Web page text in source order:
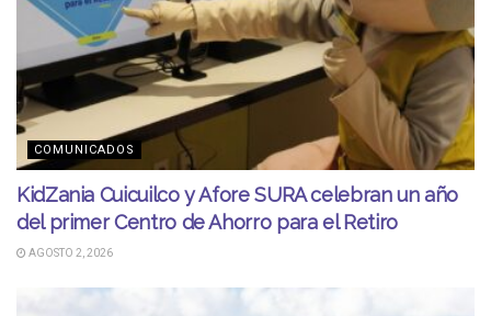
COMUNICADOS
KidZania Cuicuilco y Afore SURA celebran un año
del primer Centro de Ahorro para el Retiro
AGOSTO 2, 2026